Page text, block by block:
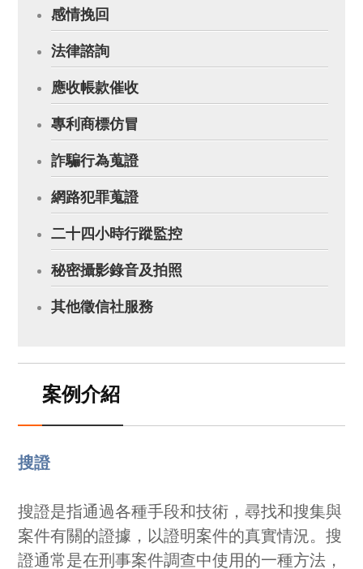
感情挽回
法律諮詢
應收帳款催收
專利商標仿冒
詐騙行為蒐證
網路犯罪蒐證
二十四小時行蹤監控
秘密攝影錄音及拍照
其他徵信社服務
案例介紹
搜證
搜證是指通過各種手段和技術，尋找和搜集與
案件有關的證據，以證明案件的真實情況。搜
證通常是在刑事案件調查中使用的一種方法，